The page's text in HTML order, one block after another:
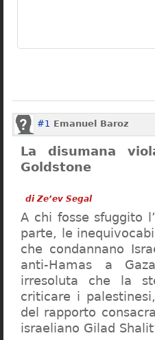
#1 Emanuel Baroz
La disumana
Goldstone
di Ze’ev Segal
A chi fosse sfuggito
parte, le
che condannano
anti-Hamas a
irresoluta che la
criticare i
del rapporto
israeliano Gilad